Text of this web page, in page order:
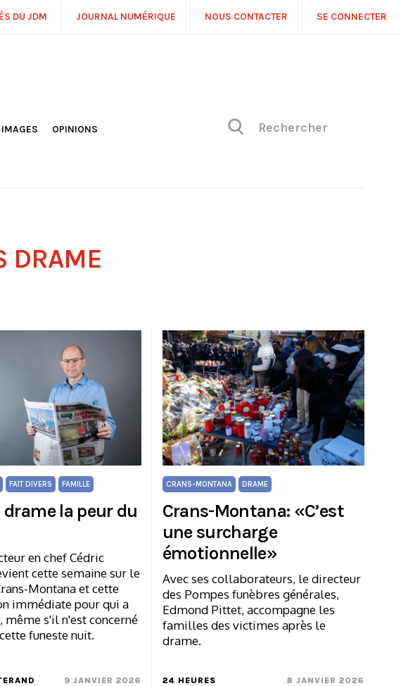
DU JDM JOURNAL NUMÉRIQUE NOUS CONTACTER SE CONNECTER
IMAGES
OPINIONS
DRAME
FAIT DIVERS FAMILLE
drame la peur du
en chef Cédric
cette semaine sur le
Montana et cette
immédiate pour qui a
même s'il n'est concerné
funeste nuit.
9 JANVIER 2026
CRANS-MONTANA DRAME
Crans-Montana: «C’est
une surcharge
émotionnelle»
Avec ses collaborateurs, le directeur
des Pompes funèbres générales,
Edmond Pittet, accompagne les
familles des victimes après le
drame.
24 HEURES 8 JANVIER 2026